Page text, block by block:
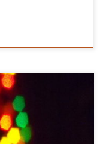
Anche quest’anno
Bastiano, una